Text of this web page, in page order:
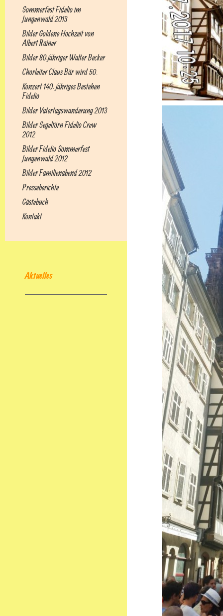
Sommerfest Fidelio im
Jungenwald 2013
Bilder Goldene Hochzeit von
Albert Rainer
Bilder 80.jähriger Walter Becker
Chorleiter Claus Bär wird 50.
Konzert 140. jähriges Bestehen
Fidelio
Bilder Vatertagswanderung 2013
Bilder Segeltörn Fidelio Crew
2012
Bilder Fidelio Sommerfest
Jungenwald 2012
Bilder Familienabend 2012
Presseberichte
Gästebuch
Kontakt
Aktuelles